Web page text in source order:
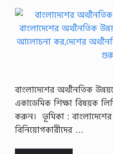
বাংলাদেশের অর্থনৈতিক
একাডেমিক শিক্ষা বিষয়ক
করুন। ভূমিকা :
বিনিয়োগকারীদের …